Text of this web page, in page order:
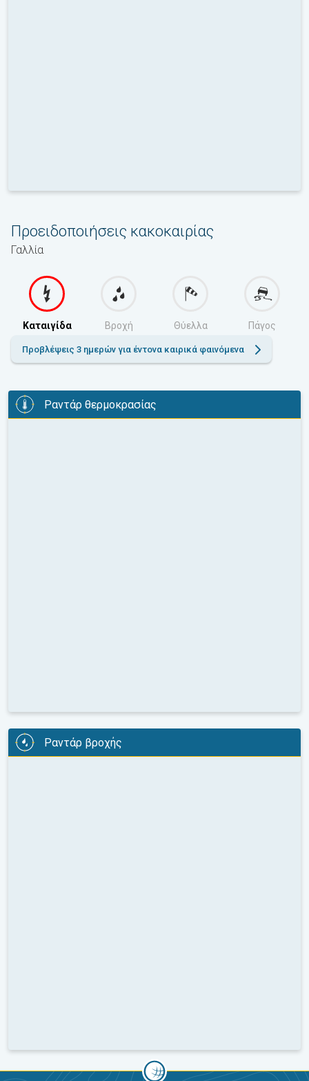
Προειδοποιήσεις κακοκαιρίας
Γαλλία
Καταιγίδα Βροχή Θύελλα Πάγος
Προβλέψεις 3 ημερών για έντονα καιρικά φαινόμενα
Ραντάρ θερμοκρασίας
Ραντάρ βροχής